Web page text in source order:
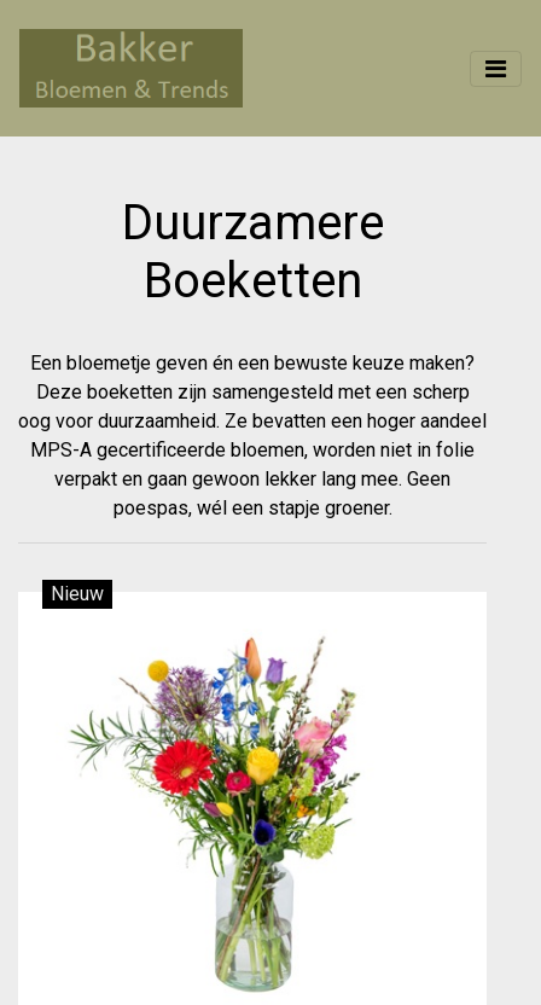
Duurzamere
Boeketten
Een bloemetje geven én een bewuste keuze maken?
Deze boeketten zijn samengesteld met een scherp
oog voor duurzaamheid. Ze bevatten een hoger aandeel
MPS-A gecertificeerde bloemen, worden niet in folie
verpakt en gaan gewoon lekker lang mee. Geen
poespas, wél een stapje groener.
Nieuw